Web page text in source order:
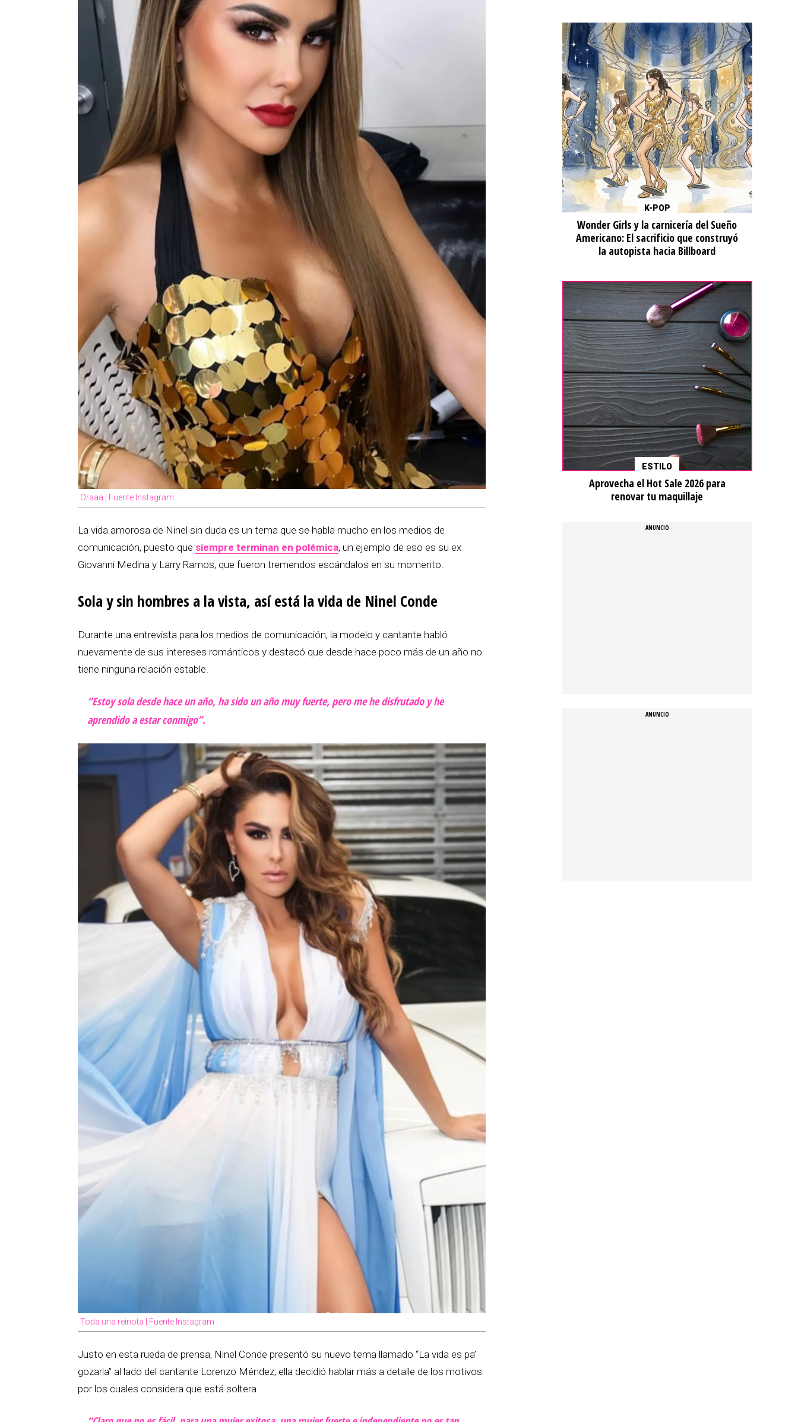
Oraaa | Fuente Instagram
La vida amorosa de Ninel sin duda es un tema que se habla mucho en los medios de
comunicación, puesto que siempre terminan en polémica, un ejemplo de eso es su ex
Giovanni Medina y Larry Ramos, que fueron tremendos escándalos en su momento.
Sola y sin hombres a la vista, así está la vida de Ninel Conde
Durante una entrevista para los medios de comunicación, la modelo y cantante habló
nuevamente de sus intereses románticos y destacó que desde hace poco más de un año no
tiene ninguna relación estable.
“Estoy sola desde hace un año, ha sido un año muy fuerte, pero me he disfrutado y he
aprendido a estar conmigo”.
Toda una reinota | Fuente Instagram
Justo en esta rueda de prensa, Ninel Conde presentó su nuevo tema llamado “La vida es pa’
gozarla” al lado del cantante Lorenzo Méndez; ella decidió hablar más a detalle de los motivos
por los cuales considera que está soltera.
K-POP
Wonder Girls y la carnicería del Sueño
Americano: El sacrificio que construyó
la autopista hacia Billboard
ESTILO
Aprovecha el Hot Sale 2026 para
renovar tu maquillaje